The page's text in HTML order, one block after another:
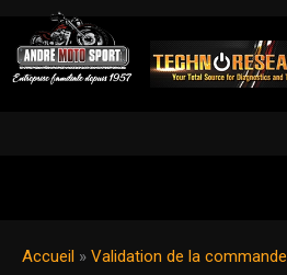
Aller
au
Accueil » Validation de la commande